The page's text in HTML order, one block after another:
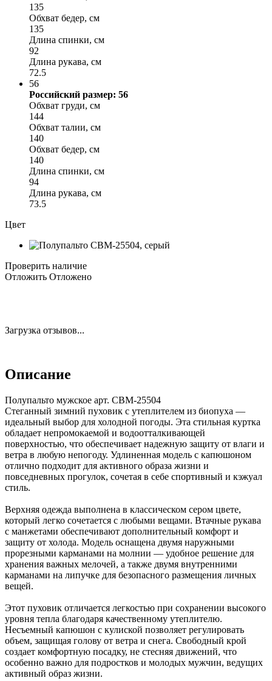
135
Обхват бедер, см
135
Длина спинки, см
92
Длина рукава, см
72.5
56
Российский размер: 56
Обхват груди, см
144
Обхват талии, см
140
Обхват бедер, см
140
Длина спинки, см
94
Длина рукава, см
73.5
Цвет
Проверить наличие
Отложить Отложено
Загрузка отзывов...
Описание
Полупальто мужское арт. CBM-25504
Стеганный зимний пуховик с утеплителем из биопуха —
идеальный выбор для холодной погоды. Эта стильная куртка
обладает непромокаемой и водоотталкивающей
поверхностью, что обеспечивает надежную защиту от влаги и
ветра в любую непогоду. Удлиненная модель с капюшоном
отлично подходит для активного образа жизни и
повседневных прогулок, сочетая в себе спортивный и кэжуал
стиль.
Верхняя одежда выполнена в классическом сером цвете,
который легко сочетается с любыми вещами. Втачные рукава
с манжетами обеспечивают дополнительный комфорт и
защиту от холода. Модель оснащена двумя наружными
прорезными карманами на молнии — удобное решение для
хранения важных мелочей, а также двумя внутренними
карманами на липучке для безопасного размещения личных
вещей.
Этот пуховик отличается легкостью при сохранении высокого
уровня тепла благодаря качественному утеплителю.
Несъемный капюшон с кулиской позволяет регулировать
объем, защищая голову от ветра и снега. Свободный крой
создает комфортную посадку, не стесняя движений, что
особенно важно для подростков и молодых мужчин, ведущих
активный образ жизни.